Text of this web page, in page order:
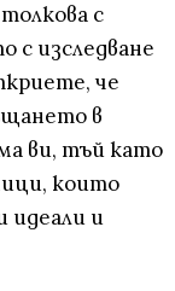
с
с изследване
че
в
ви, тъй като
които
идеали и